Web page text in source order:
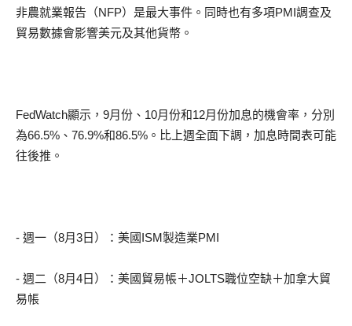
非農就業報告（NFP）是最大事件。同時也有多項PMI調查及
貿易數據會影響美元及其他貨幣。
FedWatch顯示，9月份、10月份和12月份加息的機會率，分別
為66.5%、76.9%和86.5%。比上週全面下調，加息時間表可能
往後推。
- 週一（8月3日）：美國ISM製造業PMI
- 週二（8月4日）：美國貿易帳＋JOLTS職位空缺＋加拿大貿
易帳